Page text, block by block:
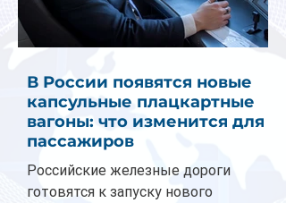
В России появятся новые
капсульные плацкартные
вагоны: что изменится для
пассажиров
Российские железные дороги
готовятся к запуску нового